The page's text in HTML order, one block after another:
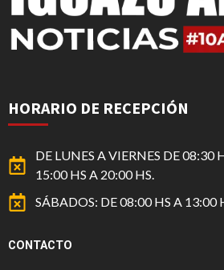
HORARIO DE RECEPCIÓN
DE LUNES A VIERNES DE 08:30
15:00 HS A 20:00 HS.
SÁBADOS: DE 08:00 HS A 13:00
CONTACTO